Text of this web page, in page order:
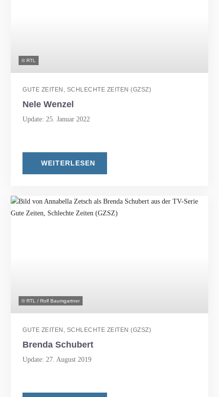
© RTL
GUTE ZEITEN, SCHLECHTE ZEITEN (GZSZ)
Nele Wenzel
Update: 25. Januar 2022
WEITERLESEN
© RTL / Rolf Baumgartner
GUTE ZEITEN, SCHLECHTE ZEITEN (GZSZ)
Brenda Schubert
Update: 27. August 2019